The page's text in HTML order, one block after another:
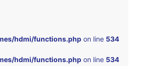
hdmi/functions.php on line 534
hdmi/functions.php on line 534